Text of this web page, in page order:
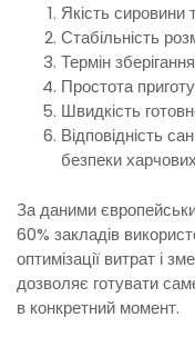
Якість сировини
Стабільність
Термін
Простота
Швидкість
Відповідність
безпеки
За даними
60% закладів
оптимізації витрат і
дозволяє готувати
в конкретний момент.